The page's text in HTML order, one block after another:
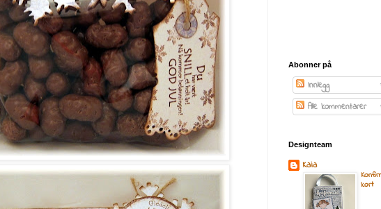
Abonner på
Innlegg
Alle kommentarer
Designteam
Kaia
kort